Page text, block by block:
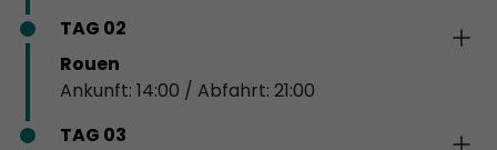
TAG 02
Rouen
Ankunft: 14:00 / Abfahrt: 21:00
TAG 03